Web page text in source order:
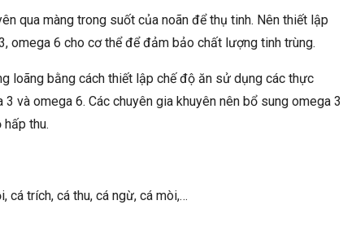
qua màng trong suốt của noãn để thụ tinh. Nên thiết lập
omega 6 cho cơ thể để đảm bảo chất lượng tinh trùng.
loãng bằng cách thiết lập chế độ ăn sử dụng các thực
và omega 6. Các chuyên gia khuyên nên bổ sung omega 3
thu.
cá trích, cá thu, cá ngừ, cá mòi,…